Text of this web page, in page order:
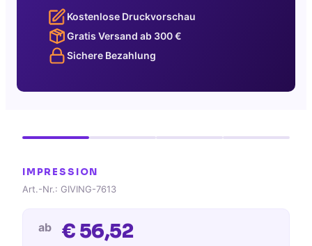
Kostenlose Druckvorschau
Gratis Versand ab 300€
Sichere Bezahlung
IMPRESSION
Art.-Nr.: GIVING-7613
ab € 56,52